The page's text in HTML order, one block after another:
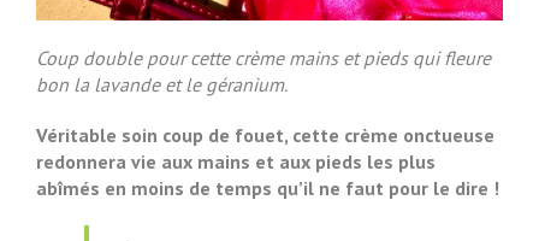
Coup double pour cette crème mains et pieds qui fleure
bon la lavande et le géranium.
Véritable soin coup de fouet, cette crème onctueuse
redonnera vie aux mains et aux pieds les plus
abîmés en moins de temps qu’il ne faut pour le dire !